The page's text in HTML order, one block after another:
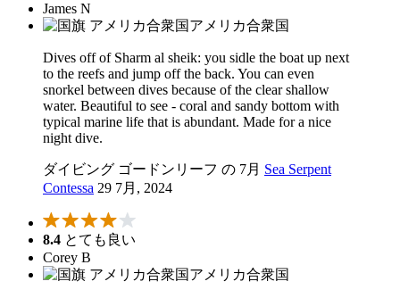
James N
アメリカ合衆国
Dives off of Sharm al sheik: you sidle the boat up next
to the reefs and jump off the back. You can even
snorkel between dives because of the clear shallow
water. Beautiful to see - coral and sandy bottom with
typical marine life that is abundant. Made for a nice
night dive.
ダイビング ゴードンリーフ の 7月 Sea Serpent
Contessa 29 7月, 2024
8.4 とても良い
Corey B
アメリカ合衆国